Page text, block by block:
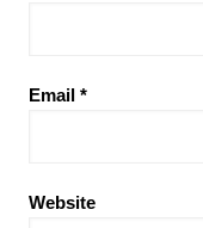
Email *
Website